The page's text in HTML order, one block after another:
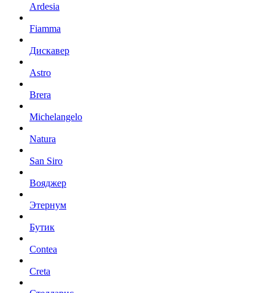
Ardesia
Fiamma
Дискавер
Astro
Brera
Michelangelo
Natura
San Siro
Вояджер
Этернум
Бутик
Contea
Creta